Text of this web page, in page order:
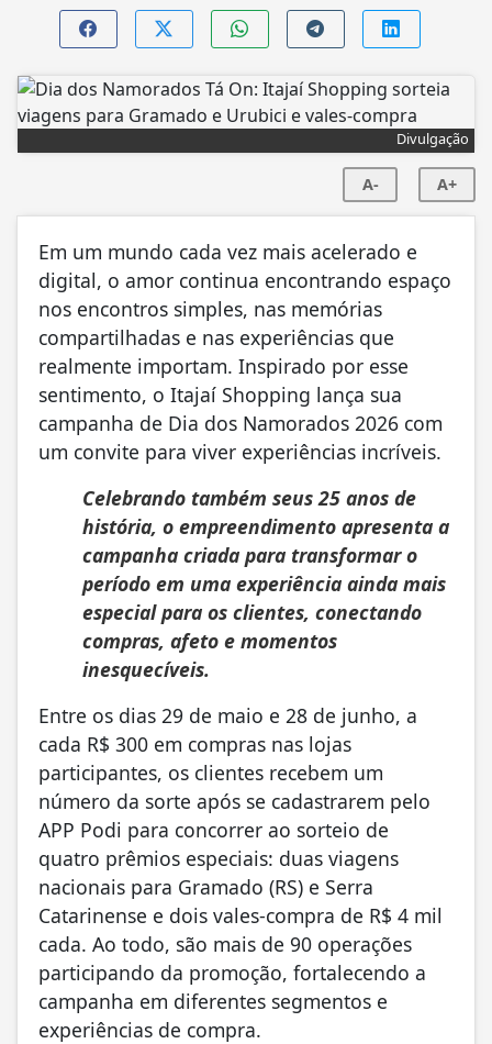
Divulgação
A- A+
Em um mundo cada vez mais acelerado e
digital, o amor continua encontrando espaço
nos encontros simples, nas memórias
compartilhadas e nas experiências que
realmente importam. Inspirado por esse
sentimento, o Itajaí Shopping lança sua
campanha de Dia dos Namorados 2026 com
um convite para viver experiências incríveis.
Celebrando também seus 25 anos de
história, o empreendimento apresenta a
campanha criada para transformar o
período em uma experiência ainda mais
especial para os clientes, conectando
compras, afeto e momentos
inesquecíveis.
Entre os dias 29 de maio e 28 de junho, a
cada R$ 300 em compras nas lojas
participantes, os clientes recebem um
número da sorte após se cadastrarem pelo
APP Podi para concorrer ao sorteio de
quatro prêmios especiais: duas viagens
nacionais para Gramado (RS) e Serra
Catarinense e dois vales-compra de R$ 4 mil
cada. Ao todo, são mais de 90 operações
participando da promoção, fortalecendo a
campanha em diferentes segmentos e
experiências de compra.